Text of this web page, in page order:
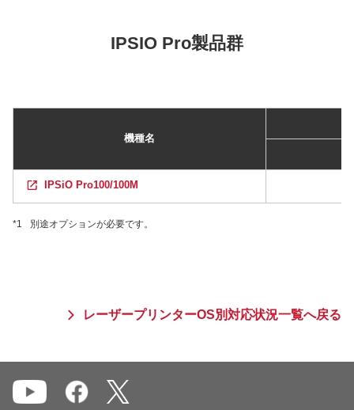
IPSIO Pro製品群
機種名
IPSiO Pro100/100M
*1 別途オプションが必要です。
レーザープリンターOS別対応状況一覧へ戻る